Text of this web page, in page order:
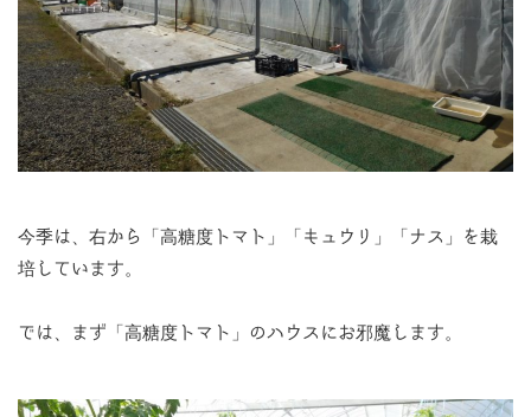
今季は、右から「高糖度トマト」「キュウリ」「ナス」を栽
培しています。
では、まず「高糖度トマト」のハウスにお邪魔します。